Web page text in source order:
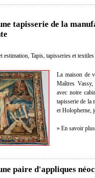
tapisserie de la
estimation, Tapis, tapisseries et textiles
La maison de
Maîtres
avec notre
tapisserie de la
et Holopherne,
» En savoir plus
paire d'appliques